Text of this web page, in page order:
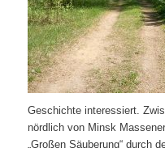
Geschichte interessiert.
nördlich von Minsk
„Großen Säuberung“ durch